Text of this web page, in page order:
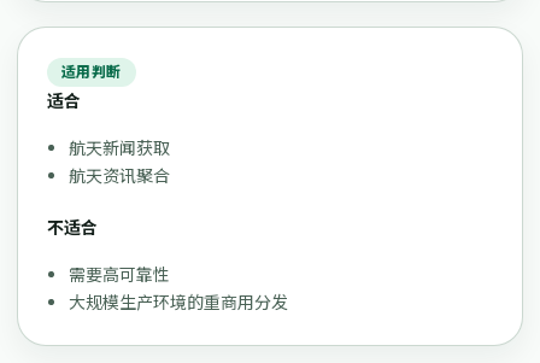
适用判断
适合
航天新闻获取
航天资讯聚合
不适合
需要高可靠性
大规模生产环境的重商用分发